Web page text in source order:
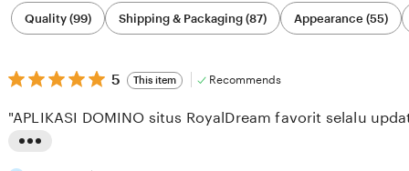
Filter
by
category
Quality (99) Shipping & Packaging (87) Appearance (55)
5
out
5
stars
5 This item Recommends
"APLIKASI DOMINO situs RoyalDream favorit selalu